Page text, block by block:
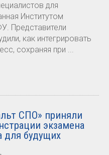
для
Институтом
Представители
как интегрировать
сохраняя при ...
СПО» приняли
экзамена
для будущих